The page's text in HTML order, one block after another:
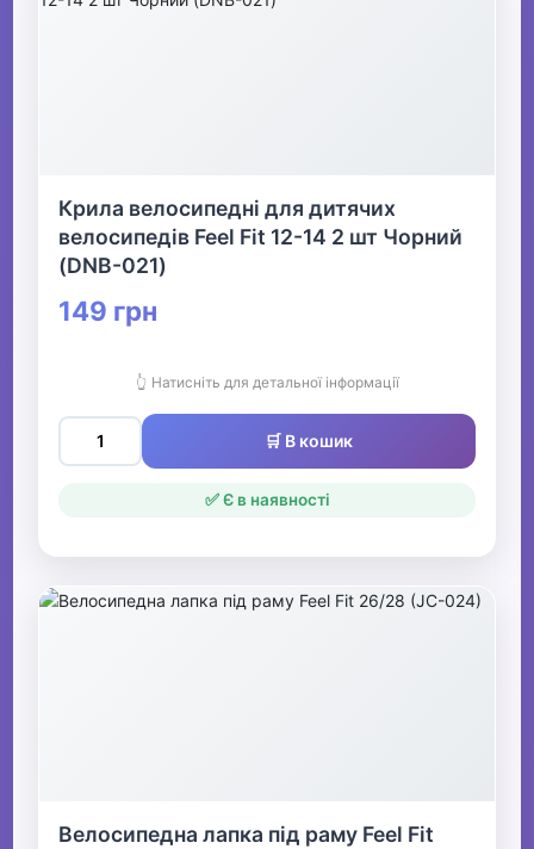
Крила велосипедні для дитячих
велосипедів Feel Fit 12-14 2 шт Чорний
(DNB-021)
149 грн
👆 Натисніть для детальної інформації
🛒 В кошик
✅ Є в наявності
Велосипедна лапка під раму Feel Fit